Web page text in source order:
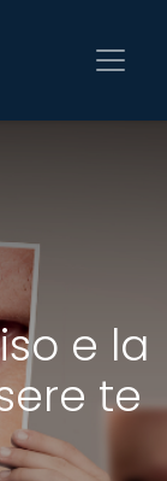
e la
te